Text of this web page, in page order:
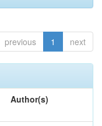
previous 1 next
Author(s)